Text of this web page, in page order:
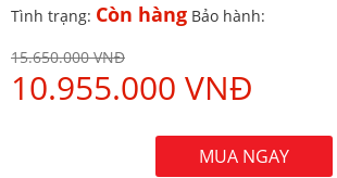
Tình trạng: Còn hàng Bảo hành:
15.650.000 VNĐ
10.955.000 VNĐ
MUA NGAY